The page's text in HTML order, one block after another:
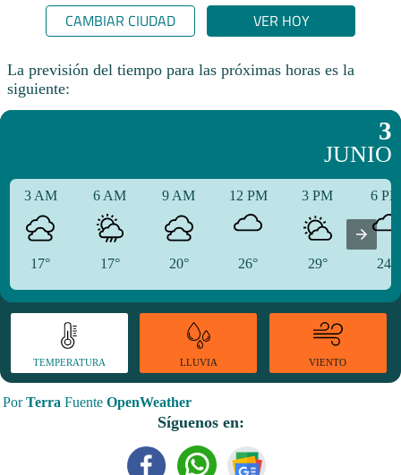
CAMBIAR CIUDAD VER HOY
La previsión del tiempo para las próximas horas es la
siguiente:
3
JUNIO
3 AM
17°
6 AM
17°
9 AM
20°
12 PM
26°
3 PM
29°
6
24°
TEMPERATURA LLUVIA VIENTO
PorTerra Fuente OpenWeather
Síguenos en: